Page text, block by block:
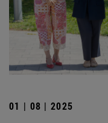
01 | 08 | 2025